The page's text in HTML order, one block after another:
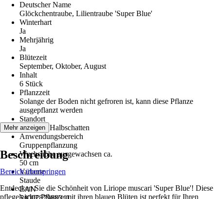
Deutscher Name
Glöckchentraube, Lilientraube 'Super Blue'
Winterhart
Ja
Mehrjährig
Ja
Blütezeit
September, Oktober, August
Inhalt
6 Stück
Pflanzzeit
Solange der Boden nicht gefroren ist, kann diese Pflanze
ausgepflanzt werden
Standort
Schatten, Halbschatten
Anwendungsbereich
Gruppenpflanzung
Wuchshöhe ausgewachsen ca.
50 cm
Variante
Staude
EAN
Mehr anzeigen
Beschreibung
Bereich überspringen
Entdecken Sie die Schönheit von Liriope muscari 'Super Blue'! Diese
pflegeleichte Pflanze mit ihren blauen Blüten ist perfekt für Ihren